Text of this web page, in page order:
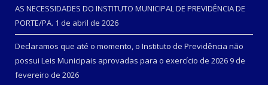
AS NECESSIDADES DO INSTITUTO MUNICIPAL DE PREVIDÊNCIA DE
PORTE/PA. 1 de abril de 2026
Declaramos que até o momento, o Instituto de Previdência não
possui Leis Municipais aprovadas para o exercício de 2026 9 de
fevereiro de 2026